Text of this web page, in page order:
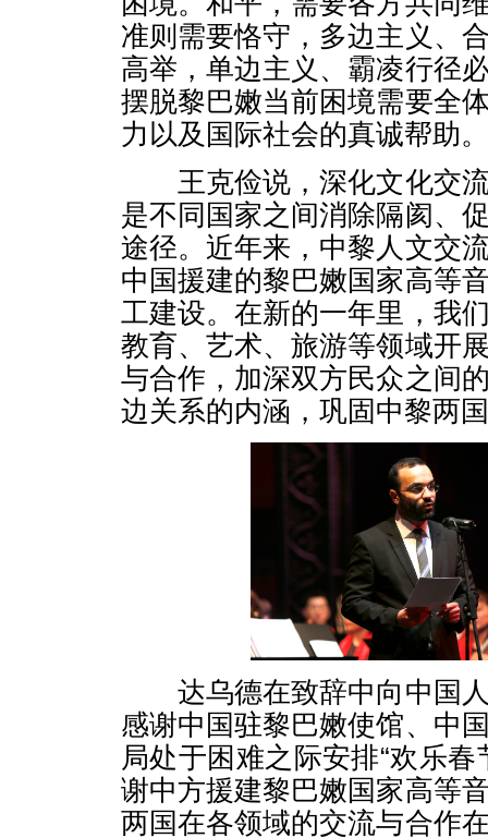
准则需要恪守，多边主义、
高举，单边主义、霸凌行径
摆脱黎巴嫩当前困境需要全
力以及国际社会的真诚帮助。
王克俭说，深化文化交流
是不同国家之间消除隔阂、
途径。近年来，中黎人文交
中国援建的黎巴嫩国家高等
工建设。在新的一年里，我
教育、艺术、旅游等领域开
与合作，加深双方民众之间
边关系的内涵，巩固中黎两
达乌德在致辞中向中国人
感谢中国驻黎巴嫩使馆、中
局处于困难之际安排“欢乐
谢中方援建黎巴嫩国家高等
两国在各领域的交流与合作